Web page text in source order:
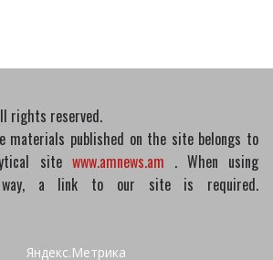
rights reserved.
materials published on the site belongs to
site www.amnews.am . When using
a link to our site is required.